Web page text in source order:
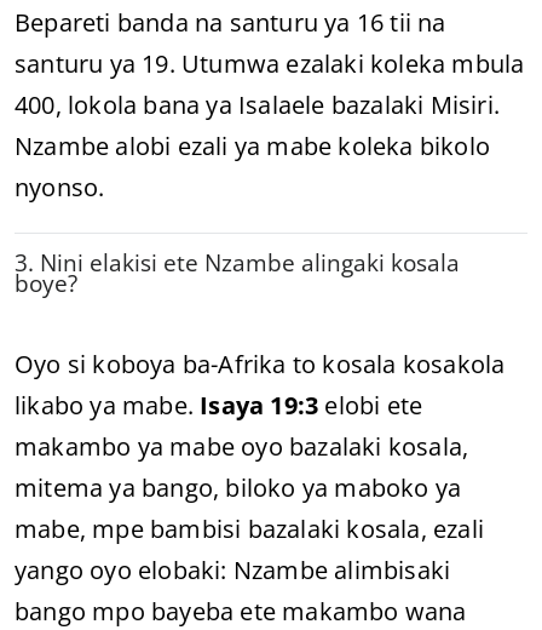
Bepareti banda na santuru ya 16 tii na
santuru ya 19. Utumwa ezalaki koleka mbula
400, lokola bana ya Isalaele bazalaki Misiri.
Nzambe alobi ezali ya mabe koleka bikolo
nyonso.
3. Nini elakisi ete Nzambe alingaki kosala
boye?
Oyo si koboya ba-Afrika to kosala kosakola
likabo ya mabe. Isaya 19:3 elobi ete
makambo ya mabe oyo bazalaki kosala,
mitema ya bango, biloko ya maboko ya
mabe, mpe bambisi bazalaki kosala, ezali
yango oyo elobaki: Nzambe alimbisaki
bango mpo bayeba ete makambo wana